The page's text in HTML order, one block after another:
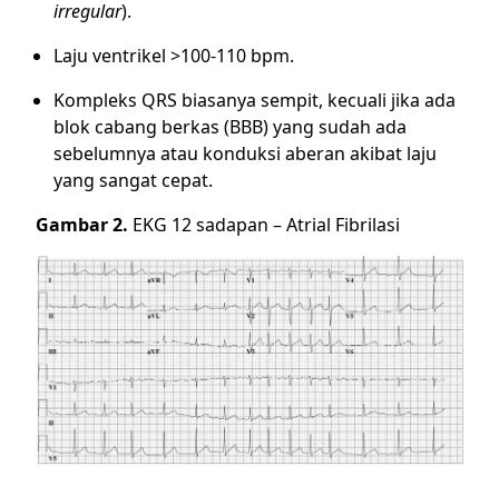
irregular).
Laju ventrikel >100-110 bpm.
Kompleks QRS biasanya sempit, kecuali jika ada
blok cabang berkas (BBB) yang sudah ada
sebelumnya atau konduksi aberan akibat laju
yang sangat cepat.
Gambar 2. EKG 12 sadapan – Atrial Fibrilasi